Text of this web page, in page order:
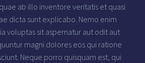
ab illo inventore veritatis et quasi
dicta sunt explicabo. Nemo enim
voluptas sit aspernatur aut odit aut
magni dolores eos qui ratione
Neque porro quisquam est, qui